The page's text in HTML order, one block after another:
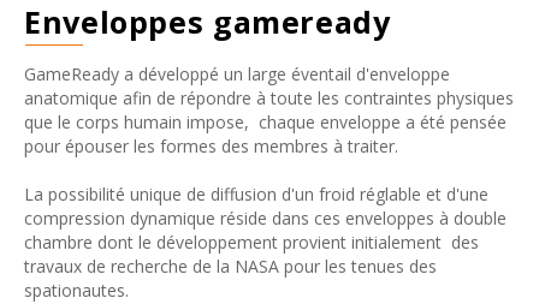
enveloppes gameready
GameReady a développé un large éventail d'enveloppe
anatomique afin de répondre à toute les contraintes physiques
que le corps humain impose, chaque enveloppe a été pensée
pour épouser les formes des membres à traiter.
La possibilité unique de diffusion d'un froid réglable et d'une
compression dynamique réside dans ces enveloppes à double
chambre dont le développement provient initialement des
travaux de recherche de la NASA pour les tenues des
spationautes.